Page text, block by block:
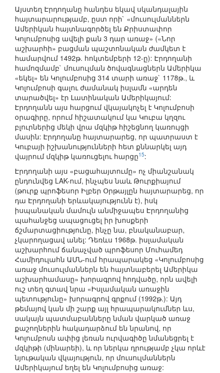
Այստեղ Էրդողանը հանդես եկավ սկանդալային
հայտարարությամբ, ըստ որի` «մուսուլմաններն
Ամերիկան հայտնագործել են Քրիստափոր
Կոլումբոսից ավելի քան 3 դար առաջ» («Նոր
աշխարհի» բացման պաշտոնական ժամկետ է
համարվում 1492թ. հոկտեմբերի 12-ը): Էրդողանի
համոզմամբ` մուսուլման ծովագնացներն Ամերիկա
«եկել» են Կոլումբոսից 314 տարի առաջ` 1178թ., և
Կոլումբոսի գալու ժամանակ իսլամն «արդեն
տարածվել» էր Լատինական Ամերիկայում:
Էրդողանն այս հարցում վկայակոչել է Կոլումբոսի
օրագիրը, որում հիշատակում կա Կուբա կղզու
բլուրներից մեկի վրա մզկիթ հիշեցնող կառույցի
մասին: Էրդողանը հայտարարեց, որ պատրաստ է
Կուբայի իշխանությունների հետ քննարկել այդ
վայրում մզկիթ կառուցելու հարցը15:
Էրդողանի այս «բացահայտումը» ոչ միանշանակ
ընդունվեց LAK-ում, ինչպես նաև Թուրքիայում
(թուրք պրոֆեսոր Իլբեր Օրթայլըն հայտարարեց, որ
դա Էրդողանի երևակայությունն է), իսկ
իսպանական մամուլն անմիջապես Էրդողանից
պահանջեց ապացուցել իր խոսքերի
ճշմարտացիությունը, ինչը նա, բնականաբար,
չկարողացավ անել: Դեռևս 1968թ. իսլամական
աշխարհում ճանաչված պրոֆեսոր Մուհամեդ
Համիդուլահն ԱՄՆ-ում հրապարակեց «Կոլումբոսից
առաջ մուսուլմաններն են հայտնաբերել Ամերիկա
աշխարհամասը» խորագրով հոդվածը, որն ավելի
ուշ տեղ գտավ նրա «Իսլամական առաջին
պետությունը» խորագրով գրքում (1992թ.): Այդ
թեմայով կան մի շարք այլ հրապարակումներ ևս,
սակայն պատմաբանները նման վարկած առաջ
քաշողներին հակադարձում են նրանով, որ
Կոլումբոսն ափից լեռան ուրվագիծը նմանեցրել է
մզկիթի (մինարեի), և որ ներկա դրությամբ չկա որևէ
նյութական վկայություն, որ մուսուլմաններն
Ամերիկայում եղել են Կոլումբոսից առաջ: